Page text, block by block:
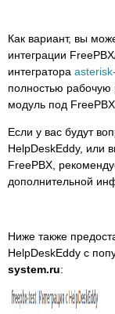
Как вариант, вы
интеграции
интегратора
полностью рабочую
модуль под
Если у вас будут
HelpDeskEddy, или
FreePBX,
дополнительной
Ниже также
HelpDeskEddy с
system.ru: